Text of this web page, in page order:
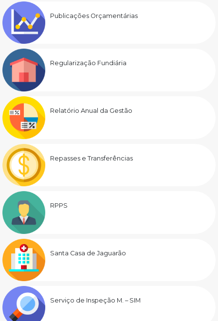
Publicações Orçamentárias
Regularização Fundiária
Relatório Anual da Gestão
Repasses e Transferências
RPPS
Santa Casa de Jaguarão
Serviço de Inspeção M. – SIM